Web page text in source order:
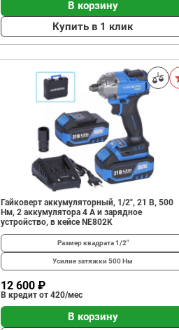
В корзину
Купить в 1 клик
Гайковерт аккумуляторный, 1/2", 21 В, 500
Нм, 2 аккумулятора 4 A и зарядное
устройство, в кейсе NE802K
Размер квадрата1/2"
Усилие затяжки 500 Нм
12 600 ₽
В кредит от 420/мес
В корзину